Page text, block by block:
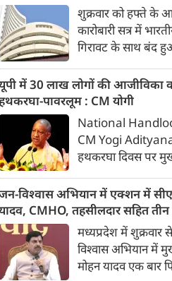
शुक्रवार को हफ्ते के
कारोबारी सत्र में
गिरावट के साथ बंद
गिरकर 78,499.17
हुआ। वहीं, Nifty 50
अंक यानी 0.27 फीसदी
रही और यह
पर बंद हुआ। शुक्रवार
438.68 अंक यानी
गिरकर 78,516.08
खुला था। वहीं
यानी 0.39 फीसदी
साथ 24,538.90 के
में 30 लाख लोगों की आजीविका
पावरलूम : CM योगी
National
CM Yogi
हथकरघा दिवस पर
उत्थान के लिए सरकार
दोहराई। उन्होंने कहा
हथकरघा और
लाख लोगों की
विश्वास अभियान में एक्शन में
CMHO, तहसीलदार सहित
मध्यप्रदेश में
विश्वास अभियान में
मोहन यादव एक बार